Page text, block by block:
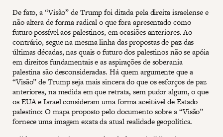
De fato, a “Visão” de Trump foi ditada pela direita israelense e
não altera de forma radical o que fora apresentado como
futuro possível aos palestinos, em ocasiões anteriores. Ao
contrário, segue na mesma linha das propostas de paz das
últimas décadas, nas quais o futuro dos palestinos não se apóia
em direitos fundamentais e as aspirações de soberania
palestina são desconsideradas. Há quem argumente que a
“Visão” de Trump seja mais sincera do que os esforços de paz
anteriores, na medida em que retrata, sem pudor algum, o que
os EUA e Israel consideram uma forma aceitável de Estado
palestino: O mapa proposto pelo documento sobre a “Visão”
fornece uma imagem exata da atual realidade geopolítica.